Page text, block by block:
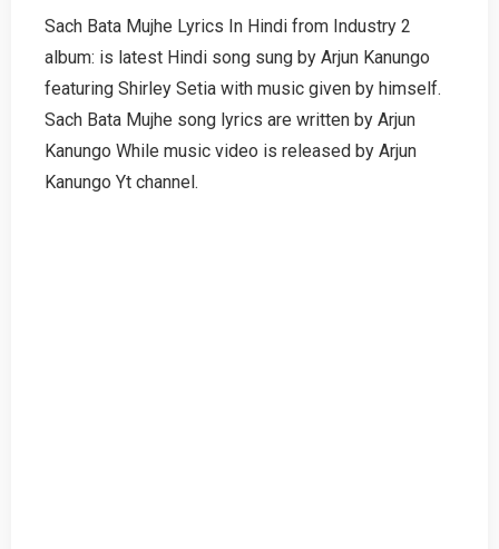
English
Tamil
Sach Bata Mujhe Lyrics In Hindi from Industry 2
album: is latest Hindi song sung by Arjun Kanungo
featuring Shirley Setia with music given by himself.
Sach Bata Mujhe song lyrics are written by Arjun
Kanungo While music video is released by Arjun
Kanungo Yt channel.